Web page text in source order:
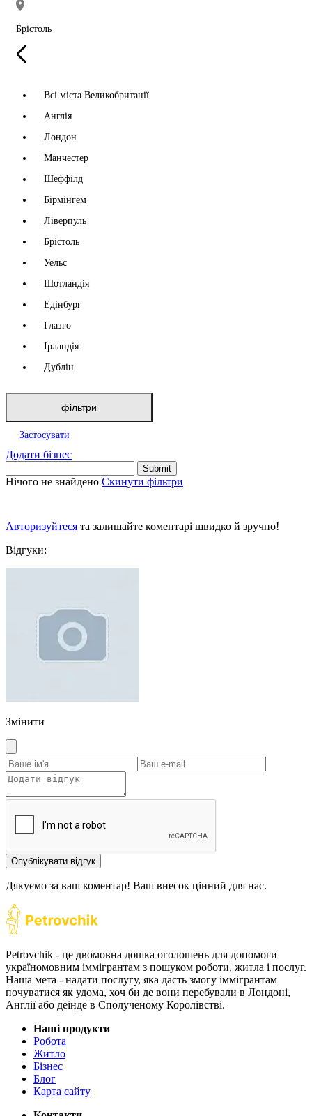
Брістоль
Всі міста Великобританії
Англія
Лондон
Манчестер
Шеффілд
Бірмінгем
Ліверпуль
Брістоль
Уельс
Шотландія
Едінбург
Глазго
Ірландія
Дублін
фільтри
Застосувати
Додати бізнес
Нічого не знайдено Скинути фільтри
Авторизуйтеся та залишайте коментарі швидко й зручно!
Відгуки:
Змінити
Опублікувати відгук
Дякуємо за ваш коментар! Ваш внесок цінний для нас.
Petrovchik - це двомовна дошка оголошень для допомоги
україномовним іммігрантам з пошуком роботи, житла і послуг.
Наша мета - надати послугу, яка дасть змогу іммігрантам
почуватися як удома, хоч би де вони перебували в Лондоні,
Англії або деінде в Сполученому Королівстві.
Наші продукти
Робота
Житло
Бізнес
Блог
Карта сайту